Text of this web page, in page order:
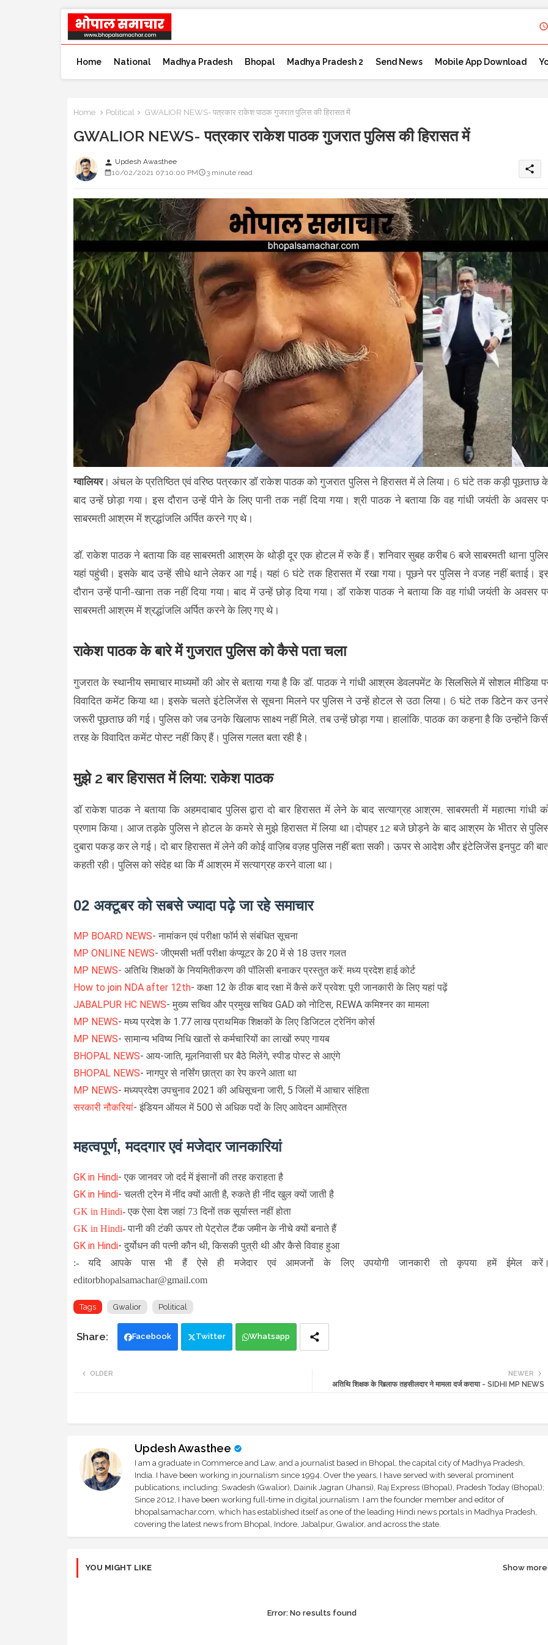
Home National Madhya Pradesh Bhopal Madhya Pradesh 2 Send News Mobile App Download
Home Political GWALIOR NEWS- पत्रकार राकेश पाठक गुजरात पुलिस की हिरासत में
GWALIOR NEWS- पत्रकार राकेश पाठक गुजरात पुलिस की हिरासत में
person Updesh Awasthee
10/02/2021 07:10:00 PM
3 minute read share
ग्वालियर। अंचल के प्रतिष्ठित एवं वरिष्ठ पत्रकार डॉ राकेश पाठक को गुजरात पुलिस ने हिरासत में ले लिया। 6 घंटे तक कड़ी पूछताछ
बाद उन्हें छोड़ा गया। इस दौरान उन्हें पीने के लिए पानी तक नहीं दिया गया। श्री पाठक ने बताया कि वह गांधी जयंती के अवसर
साबरमती आश्रम में श्रद्धांजलि अर्पित करने गए थे।
डॉ. राकेश पाठक ने बताया कि वह साबरमती आश्रम के थोड़ी दूर एक होटल में रुके हैं। शनिवार सुबह करीब 6 बजे साबरमती थाना
यहां पहुंची। इसके बाद उन्हें सीधे थाने लेकर आ गई। यहां 6 घंटे तक हिरासत में रखा गया। पूछने पर पुलिस ने वजह नहीं बताई।
दौरान उन्हें पानी-खाना तक नहीं दिया गया। बाद में उन्हें छोड़ दिया गया। डॉ राकेश पाठक ने बताया कि वह गांधी जयंती के अवसर
साबरमती आश्रम में श्रद्धांजलि अर्पित करने के लिए गए थे।
राकेश पाठक के बारे में गुजरात पुलिस को कैसे पता चला
गुजरात के स्थानीय समाचार माध्यमों की ओर से बताया गया है कि डॉ. पाठक ने गांधी आश्रम डेवलपमेंट के सिलसिले में सोशल मीडिया
विवादित कमेंट किया था। इसके चलते इंटेलिजेंस से सूचना मिलने पर पुलिस ने उन्हें होटल से उठा लिया। 6 घंटे तक डिटेन कर
जरूरी पूछताछ की गई। पुलिस को जब उनके खिलाफ साक्ष्य नहीं मिले, तब उन्हें छोड़ा गया। हालांकि, पाठक का कहना है कि उन्होंने
तरह के विवादित कमेंट पोस्ट नहीं किए हैं। पुलिस गलत बता रही है।
मुझे 2 बार हिरासत में लिया: राकेश पाठक
डॉ राकेश पाठक ने बताया कि अहमदाबाद पुलिस द्वारा दो बार हिरासत में लेने के बाद सत्याग्रह आश्रम, साबरमती में महात्मा गांधी
प्रणाम किया। आज तड़के पुलिस ने होटल के कमरे से मुझे हिरासत में लिया था।दोपहर 12 बजे छोड़ने के बाद आश्रम के भीतर से
दुबारा पकड़ कर ले गई। दो बार हिरासत में लेने की कोई वाज़िब वज़ह पुलिस नहीं बता सकी। ऊपर से आदेश और इंटेलिजेंस इनपुट की
कहती रही। पुलिस को संदेह था कि मैं आश्रम में सत्याग्रह करने वाला था।
02 अक्टूबर को सबसे ज्यादा पढ़े जा रहे समाचार
MP BOARD NEWS- नामांकन एवं परीक्षा फॉर्म से संबंधित सूचना
MP ONLINE NEWS- जीएमसी भर्ती परीक्षा कंप्यूटर के 20 में से 18 उत्तर गलत
MP NEWS- अतिथि शिक्षकों के नियमितीकरण की पॉलिसी बनाकर प्रस्तुत करें: मध्य प्रदेश हाई कोर्ट
How to join NDA after 12th- कक्षा 12 के ठीक बाद रक्षा में कैसे करें प्रवेश: पूरी जानकारी के लिए यहां पढ़ें
JABALPUR HC NEWS- मुख्य सचिव और प्रमुख सचिव GAD को नोटिस, REWA कमिश्नर का मामला
MP NEWS- मध्य प्रदेश के 1.77 लाख प्राथमिक शिक्षकों के लिए डिजिटल ट्रेनिंग कोर्स
MP NEWS- सामान्य भविष्य निधि खातों से कर्मचारियों का लाखों रुपए गायब
BHOPAL NEWS- आय-जाति, मूलनिवासी घर बैठे मिलेंगे, स्पीड पोस्ट से आएंगे
BHOPAL NEWS- नागपुर से नर्सिंग छात्रा का रेप करने आता था
MP NEWS- मध्यप्रदेश उपचुनाव 2021 की अधिसूचना जारी, 5 जिलों में आचार संहिता
सरकारी नौकरियां- इंडियन ऑयल में 500 से अधिक पदों के लिए आवेदन आमंत्रित
महत्वपूर्ण, मददगार एवं मजेदार जानकारियां
GK in Hindi- एक जानवर जो दर्द में इंसानों की तरह कराहता है
GK in Hindi- चलती ट्रेन में नींद क्यों आती है, रुकते ही नींद खुल क्यों जाती है
GK in Hindi- एक ऐसा देश जहां 73 दिनों तक सूर्यास्त नहीं होता
GK in Hindi- पानी की टंकी ऊपर तो पेट्रोल टैंक जमीन के नीचे क्यों बनाते हैं
GK in Hindi- दुर्योधन की पत्नी कौन थी, किसकी पुत्री थी और कैसे विवाह हुआ
:- यदि आपके पास भी हैं ऐसे ही मजेदार एवं आमजनों के लिए उपयोगी जानकारी तो कृपया हमें ईमेल
editorbhopalsamachar@gmail.com
Tags Gwalior Political
Facebook Twitter Whatsapp
NEWER
अतिथि शिक्षक के खिलाफ तहसीलदार ने मामला दर्ज कराया - SIDHI MP NEWS
OLDER
Updesh Awasthee
I am a graduate in Commerce and Law, and a journalist based in Bhopal, the capital city of Madhya Pradesh,
India. I have been working in journalism since 1994. Over the years, I have served with several prominent
publications, including: Swadesh (Gwalior), Dainik Jagran (Jhansi), Raj Express (Bhopal), Pradesh Today (Bhopal);
Since 2012, I have been working full-time in digital journalism. I am the founder member and editor of
bhopalsamachar.com, which has established itself as one of the leading Hindi news portals in Madhya Pradesh,
covering the latest news from Bhopal, Indore, Jabalpur, Gwalior, and across the state.
YOU MIGHT LIKE Show more
Error:No results found